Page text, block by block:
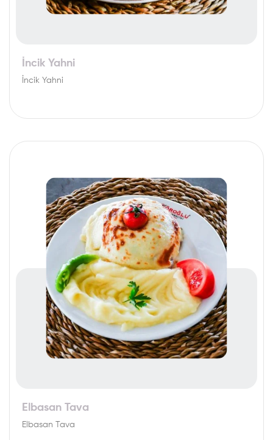
İncik Yahni
İncik Yahni
Elbasan Tava
Elbasan Tava